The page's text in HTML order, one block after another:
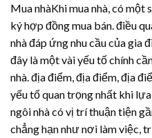
Mua nhàKhi mua nhà, có
ký hợp đồng mua bán. điều
nhà đáp ứng nhu cầu của gia
đây là một vài yếu tố chính
nhà. địa điểm, địa điểm, địa
yếu tố quan trọng nhất khi
ngôi nhà có vị trí thuận tiện
chẳng hạn như nơi làm việc,